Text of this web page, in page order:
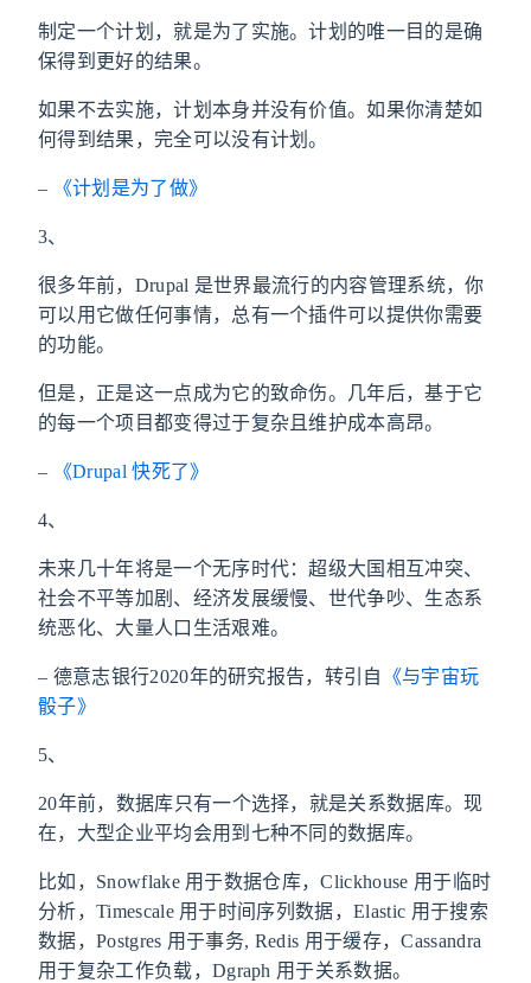
制定一个计划，就是为了实施。计划的唯一目的是确
保得到更好的结果。
如果不去实施，计划本身并没有价值。如果你清楚如
何得到结果，完全可以没有计划。
– 《计划是为了做》
3、
很多年前，Drupal 是世界最流行的内容管理系统，你
可以用它做任何事情，总有一个插件可以提供你需要
的功能。
但是，正是这一点成为它的致命伤。几年后，基于它
的每一个项目都变得过于复杂且维护成本高昂。
– 《Drupal 快死了》
4、
未来几十年将是一个无序时代：超级大国相互冲突、
社会不平等加剧、经济发展缓慢、世代争吵、生态系
统恶化、大量人口生活艰难。
– 德意志银行2020年的研究报告，转引自
《与宇宙玩
骰子》
5、
20年前，数据库只有一个选择，就是关系数据库。现
在，大型企业平均会用到七种不同的数据库。
比如，Snowflake 用于数据仓库，Clickhouse 用于临时
分析，Timescale 用于时间序列数据，Elastic 用于搜索
数据，Postgres 用于事务, Redis 用于缓存，Cassandra
用于复杂工作负载，Dgraph 用于关系数据。